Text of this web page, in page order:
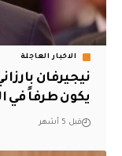
الاخبار العاجلة
نيجيرفان
يكون طرفاً في
قبل 5 أشهر